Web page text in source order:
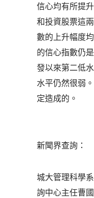
信心均有所提
和投資股票這
數的上升幅度
的信心指數仍
發以來第二低
水平仍然很弱
定造成的。
新聞界查詢：
城大管理科學
詢中心主任曹